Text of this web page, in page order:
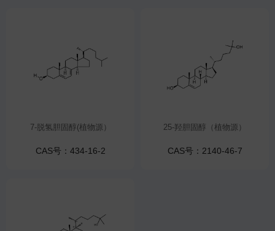
7-脱氢胆固醇(植物源）
CAS号：434-16-2
25-羟胆固醇（植物源）
CAS号：2140-46-7